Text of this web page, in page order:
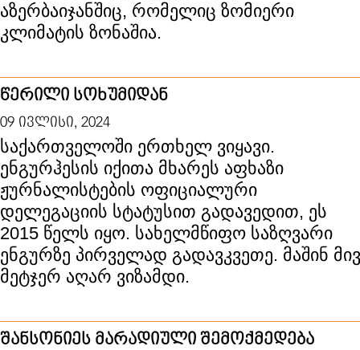
აზერბაიჯანშიც, რომელიც ზომიერი
კლიმატის ზონაშია.
წერილი სოხუმიდან
09 ივლისი, 2024
საქართველოში ერთხელ ვიყავი.
ენგურჰესის იქითა მხარეს აფხაზი
ჟურნალისტების ოფიციალური
დელეგაციის სტატუსით გადავედით, ეს
2015 წელს იყო. სახელმწიფო საზღვარი
ენგურზე პირველად გადავკვეთე. მაშინ
მეტჯერ აღარ ვიზამდი.
შანსონიეს მარადიული შემოქმედება